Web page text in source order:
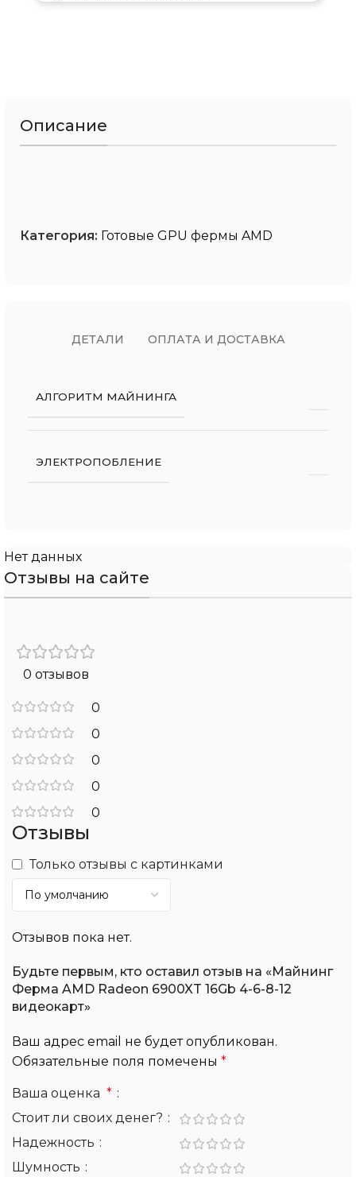
Описание
Категория: Готовые GPU фермы AMD
ДЕТАЛИ ОПЛАТА И ДОСТАВКА
АЛГОРИТМ МАЙНИНГА
ЭЛЕКТРОПОБЛЕНИЕ
Нет данных
Отзывы на сайте
0 отзывов
0
0
0
0
0
Отзывы
Только отзывы с картинками
Отзывов пока нет.
Будьте первым, кто оставил отзыв на «Майнинг
Ферма AMD Radeon 6900XT 16Gb 4-6-8-12
видеокарт»
Ваш адрес email не будет опубликован.
Обязательные поля помечены *
Ваша оценка *
Стоит ли своих денег?
Надежность
Шумность